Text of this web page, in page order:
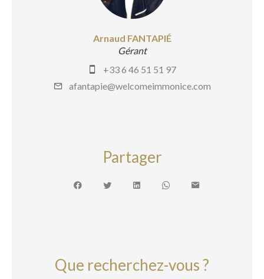
Arnaud FANTAPIÉ
Gérant
+33 6 46 51 51 97
afantapie@welcomeimmonice.com
Partager
Que recherchez-vous ?